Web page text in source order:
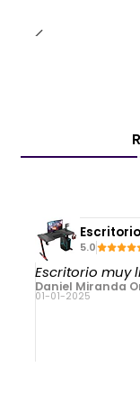
✅ Botones
✅ Control virtual
🔥 Tecnología
💥 Vibración
y efectos
5.0
Escritorio muy
Daniel Miranda
01-01-2025